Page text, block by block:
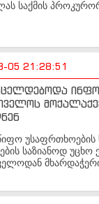
საქმის
05 21:28:51
უსაფრთხოების
საზიანოდ